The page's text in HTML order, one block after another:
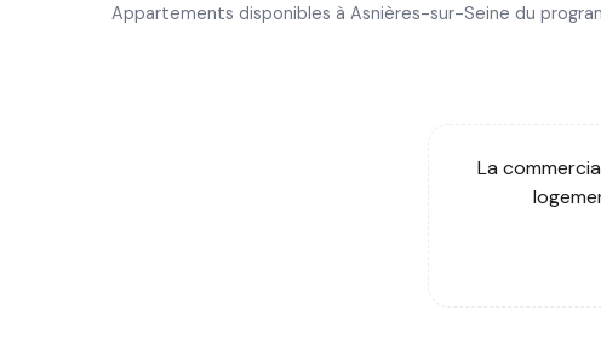
Appartements disponibles à Asnières-sur-Seine du
La